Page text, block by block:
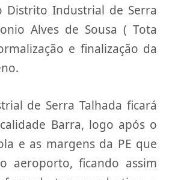
Distrito Industrial de Serra
Alves de Sousa ( Tota
e finalização da
de Serra Talhada ficará
Barra, logo após o
e as margens da PE que
aeroporto, ficando assim